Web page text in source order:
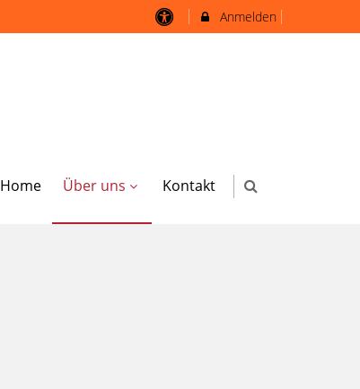
Anmelden
Home Über uns Kontakt